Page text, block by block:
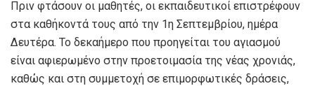
Πριν φτάσουν οι μαθητές, οι εκπαιδευτικοί επιστρέφουν
στα καθήκοντά τους από την 1η Σεπτεμβρίου, ημέρα
Δευτέρα. Το δεκαήμερο που προηγείται του αγιασμού
είναι αφιερωμένο στην προετοιμασία της νέας χρονιάς,
καθώς και στη συμμετοχή σε επιμορφωτικές δράσεις,